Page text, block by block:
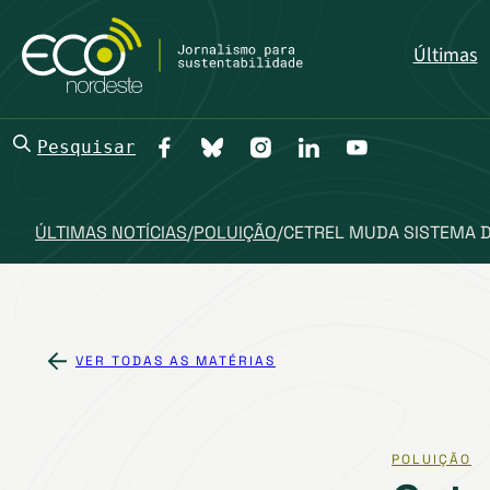
Últimas
Pesquisar
ÚLTIMAS NOTÍCIAS/POLUIÇÃO/CETREL MUDA SISTEMA
VER TODAS AS MATÉRIAS
POLUIÇÃO